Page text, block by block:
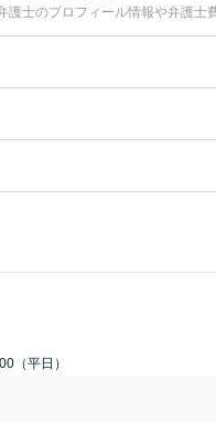
士のプロフィール情報や弁護士
国際法のトラブル解決の実績
者さんにおすすめです。
（平日）